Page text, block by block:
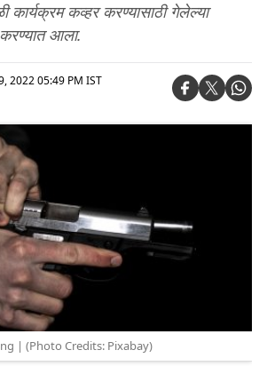
कार्यक्रम कव्हर करण्यासाठी गेलेल्या
करण्यात आला.
2022 05:49 PM IST
| (Photo Credits: Pixabay)